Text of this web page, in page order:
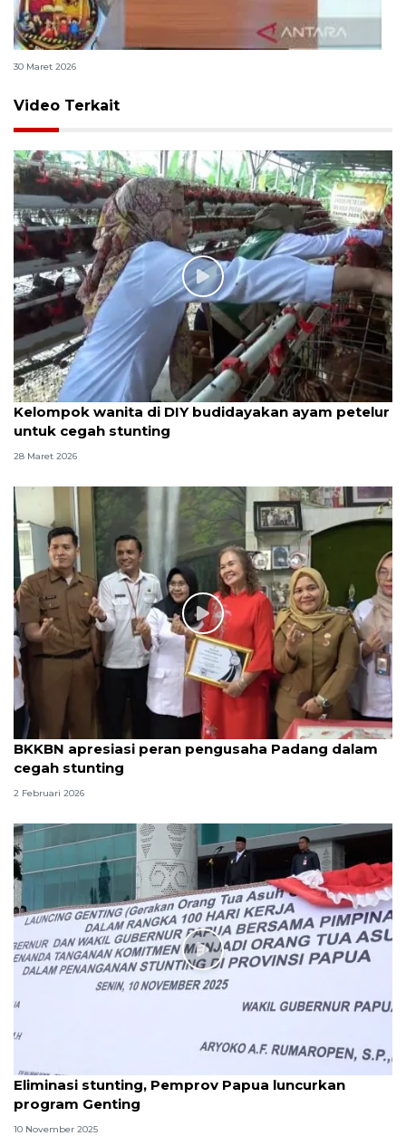
Polri bangun Laboratorium Sosial Sains Kepolisian
30 Maret 2026
Video Terkait
Kelompok wanita di DIY budidayakan ayam petelur
untuk cegah stunting
28 Maret 2026
BKKBN apresiasi peran pengusaha Padang dalam
cegah stunting
2 Februari 2026
Eliminasi stunting, Pemprov Papua luncurkan
program Genting
10 November 2025